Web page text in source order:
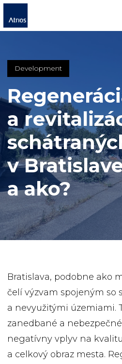
Development
a
v
a ako?
Bratislava, podobne ako
čelí výzvam spojeným so
a nevyužitými územiami.
zanedbané a
negatívny vplyv na
a celkový obraz mesta.